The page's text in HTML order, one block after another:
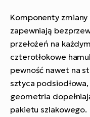
Komponenty
zapewniają
przełożeń na
czterotłokowe
pewność nawet na
sztyca podsiodłowa,
geometria
pakietu szlakowego.